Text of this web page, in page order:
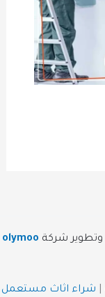
olymoo
شراء اثاث مستعمل